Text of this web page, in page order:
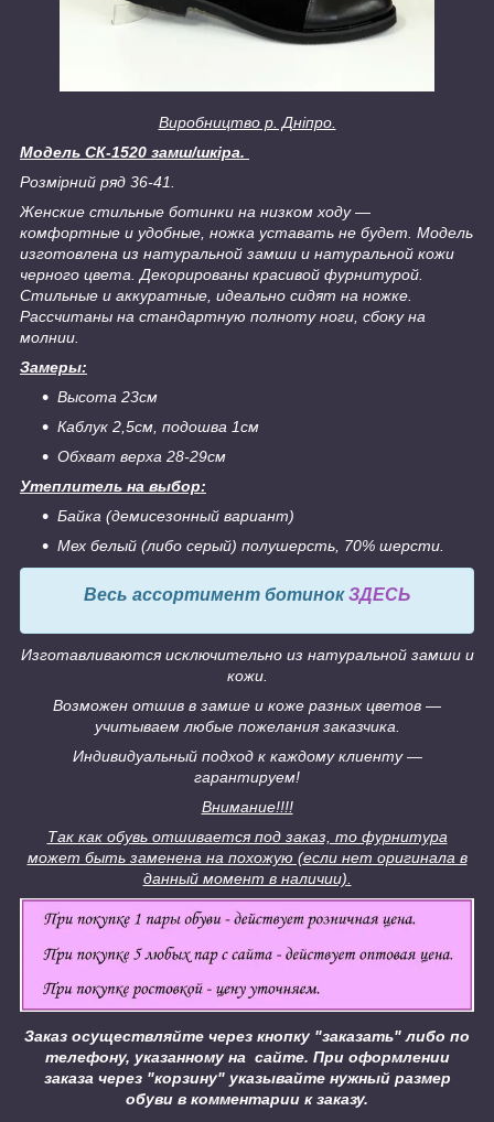
Виробництво р. Дніпро.
Модель СК-1520 замш/шкіра.
Розмірний ряд 36-41.
Женские стильные ботинки на низком ходу ―
комфортные и удобные, ножка уставать не будет. Модель
изготовлена из натуральной замши и натуральной кожи
черного цвета. Декорированы красивой фурнитурой.
Стильные и аккуратные, идеально сидят на ножке.
Рассчитаны на стандартную полноту ноги, сбоку на
молнии.
Замеры:
Высота 23см
Каблук 2,5см, подошва 1см
Обхват верха 28-29см
Утеплитель на выбор:
Байка (демисезонный вариант)
Мех белый (либо серый) полушерсть, 70% шерсти.
Весь ассортимент ботинокЗДЕСЬ
Изготавливаются исключительно из натуральной замши и
кожи.
Возможен отшив в замше и коже разных цветов ―
учитываем любые пожелания заказчика.
Индивидуальный подход к каждому клиенту ―
гарантируем!
Внимание!!!!
Так как обувь отшивается под заказ, то фурнитура
может быть заменена на похожую (если нет оригинала в
данный момент в наличии).
Заказ осуществляйте через кнопку "заказать" либо по
телефону, указанному на сайте. При оформлении
заказа через "корзину" указывайте нужный размер
обуви в комментарии к заказу.